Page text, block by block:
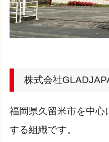
株式会社
福岡県久留米市を中心
する組織です。